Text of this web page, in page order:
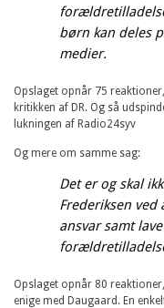
børn kan deles
medier.
Opslaget opnår 75
kritikken af DR. Og så
lukningen af Radio24syv
Og mere om samme sag:
Det er og skal
Frederiksen
ansvar samt
Opslaget opnår 80
enige med Daugaard. En